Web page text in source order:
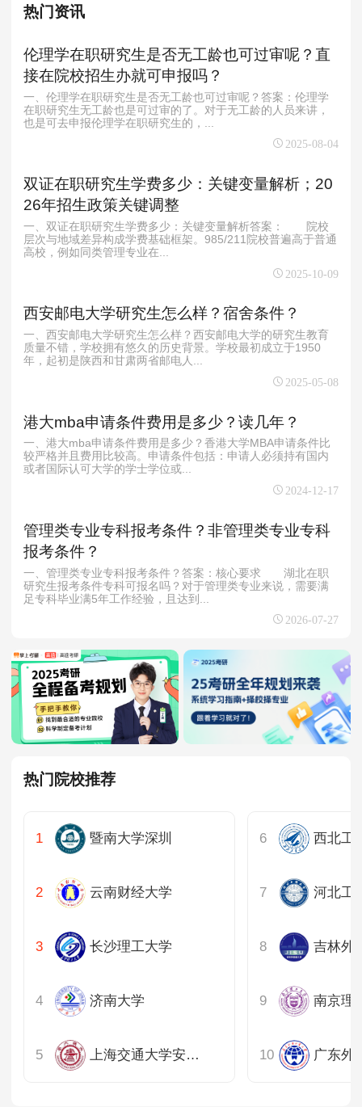
热门资讯
伦理学在职研究生是否无工龄也可过审呢？直
接在院校招生办就可申报吗？
一、伦理学在职研究生是否无工龄也可过审呢？答案：伦理学
在职研究生无工龄也是可过审的了。对于无工龄的人员来讲，
也是可去申报伦理学在职研究生的，...
2025-08-04
双证在职研究生学费多少：关键变量解析；20
26年招生政策关键调整
一、双证在职研究生学费多少：关键变量解析答案： 院校
层次与地域差异构成学费基础框架。985/211院校普遍高于普通
高校，例如同类管理专业在...
2025-10-09
西安邮电大学研究生怎么样？宿舍条件？
一、西安邮电大学研究生怎么样？西安邮电大学的研究生教育
质量不错，学校拥有悠久的历史背景。学校最初成立于1950
年，起初是陕西和甘肃两省邮电人...
2025-05-08
港大mba申请条件费用是多少？读几年？
一、港大mba申请条件费用是多少？香港大学MBA申请条件比
较严格并且费用比较高。申请条件包括：申请人必须持有国内
或者国际认可大学的学士学位或...
2024-12-17
管理类专业专科报考条件？非管理类专业专科
报考条件？
一、管理类专业专科报考条件？答案：核心要求 湖北在职
研究生报考条件专科可报名吗？对于管理类专业来说，需要满
足专科毕业满5年工作经验，且达到...
2026-07-27
热门院校推荐
暨南大学深圳
云南财经大学
长沙理工大学
济南大学
上海交通大学安泰经管学院
西北工
河北工
吉林外
南京理
广东外